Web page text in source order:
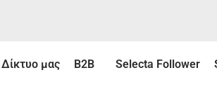
μας B2B Selecta Follower